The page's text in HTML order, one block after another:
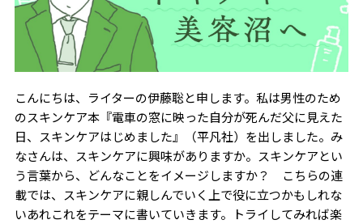
こんにちは、ライターの伊藤聡と申します。私は男性のため
のスキンケア本『電車の窓に映った自分が死んだ父に見えた
日、スキンケアはじめました』（平凡社）を出しました。み
なさんは、スキンケアに興味がありますか。スキンケアとい
う言葉から、どんなことをイメージしますか？ こちらの連
載では、スキンケアに親しんでいく上で役に立つかもしれな
いあれこれをテーマに書いていきます。トライしてみれば楽